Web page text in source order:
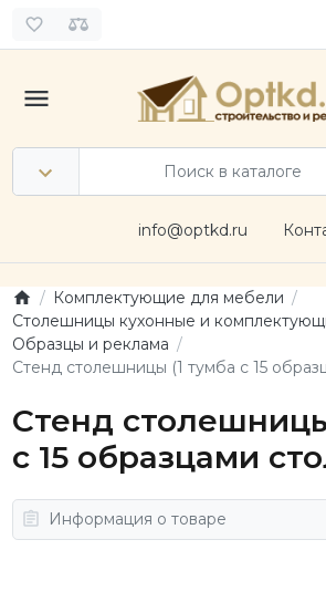
info@optkd.ru
Комплектующие для мебели
Столешницы кухонные и
Образцы и реклама
Стенд столешницы (1 тумба с 15
Стенд
с 15 образцами
Информация о товаре